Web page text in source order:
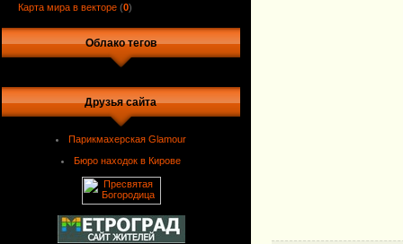
Карта мира в векторе (0)
Облако тегов
Друзья сайта
Парикмахерская Glamour
Бюро находок в Кирове